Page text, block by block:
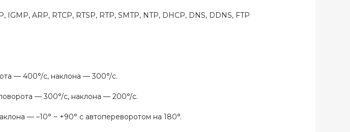
ARP, RTCP, RTSP, RTP, SMTP, NTP, DHCP, DNS, DDNS, FTP
— 400°/с, наклона — 300°/с.
— 300°/с, наклона — 200°/с.
— –10° ~ +90° с автопереворотом на 180°.